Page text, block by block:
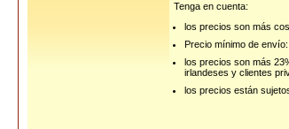
Tenga en cuenta:
los precios son más
Precio mínimo de
los precios son más
irlandeses y clientes
los precios están